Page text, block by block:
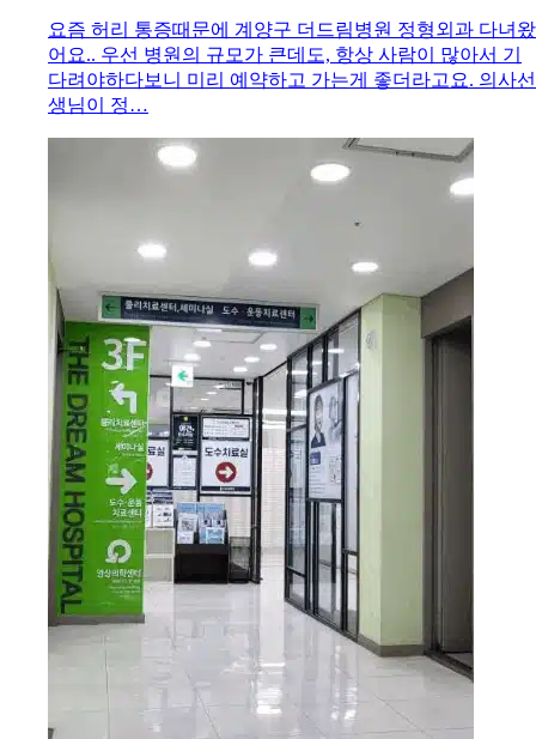
요즘 허리 통증때문에 계양구 더드림병원 정형외과 다녀왔
어요.. 우선 병원의 규모가 큰데도, 항상 사람이 많아서 기
다려야하다보니 미리 예약하고 가는게 좋더라고요. 의사선
생님이 정…